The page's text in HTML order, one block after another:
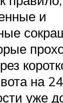
и
на
уже